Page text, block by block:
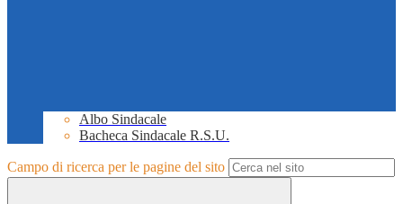
Albo Sindacale
Bacheca Sindacale R.S.U.
Campo di ricerca per le pagine del sito